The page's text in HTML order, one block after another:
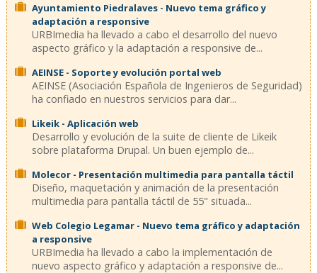
Ayuntamiento Piedralaves - Nuevo tema gráfico y
adaptación a responsive
URBImedia ha llevado a cabo el desarrollo del nuevo
aspecto gráfico y la adaptación a responsive de...
AEINSE - Soporte y evolución portal web
AEINSE (Asociación Española de Ingenieros de Seguridad)
ha confiado en nuestros servicios para dar...
Likeik - Aplicación web
Desarrollo y evolución de la suite de cliente de Likeik
sobre plataforma Drupal. Un buen ejemplo de...
Molecor - Presentación multimedia para pantalla táctil
Diseño, maquetación y animación de la presentación
multimedia para pantalla táctil de 55" situada...
Web Colegio Legamar - Nuevo tema gráfico y adaptación
a responsive
URBImedia ha llevado a cabo la implementación de
nuevo aspecto gráfico y adaptación a responsive de...